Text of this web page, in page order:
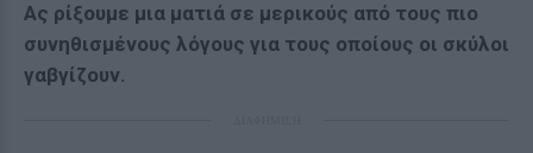
Ας ρίξουμε μια ματιά σε μερικούς από τους πιο
συνηθισμένους λόγους για τους οποίους οι σκύλοι
γαβγίζουν.